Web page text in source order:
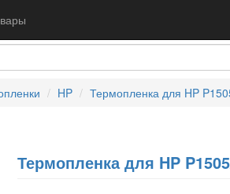
HP Термопленка для HP
Термопленка для HP